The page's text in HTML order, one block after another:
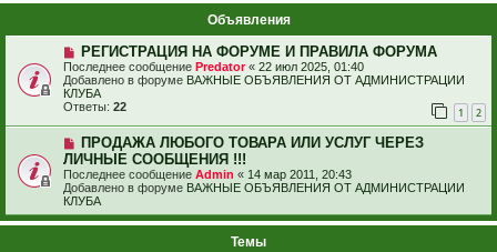
Объявления
РЕГИСТРАЦИЯ НА ФОРУМЕ И ПРАВИЛА ФОРУМА
Последнее сообщение Predator« 22 июл 2025, 01:40
Добавлено в форуме ВАЖНЫЕ ОБЪЯВЛЕНИЯ ОТ АДМИНИСТРАЦИИ
КЛУБА
Ответы: 22 1 2
ПРОДАЖА ЛЮБОГО ТОВАРА ИЛИ УСЛУГ ЧЕРЕЗ
ЛИЧНЫЕ СООБЩЕНИЯ !!!
Последнее сообщение Admin « 14 мар 2011, 20:43
Добавлено в форуме ВАЖНЫЕ ОБЪЯВЛЕНИЯ ОТ АДМИНИСТРАЦИИ
КЛУБА
Темы